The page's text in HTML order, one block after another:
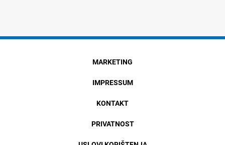
MARKETING
IMPRESSUM
KONTAKT
PRIVATNOST